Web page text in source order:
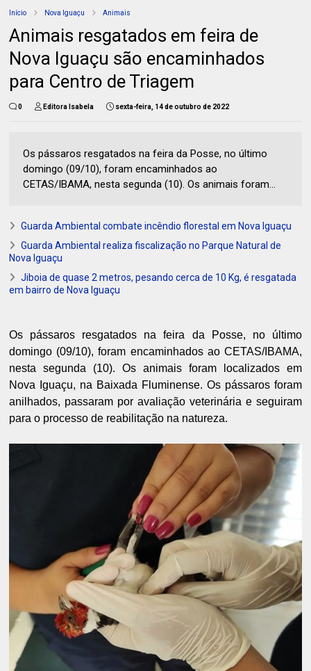
Início Nova Iguaçu Animais
Animais resgatados em feira de
Nova Iguaçu são encaminhados
para Centro de Triagem
0 Editora Isabela sexta-feira, 14 de outubro de 2022
Os pássaros resgatados na feira da Posse, no último
domingo (09/10), foram encaminhados ao
CETAS/IBAMA, nesta segunda (10). Os animais foram...
Guarda Ambiental combate incêndio florestal em Nova Iguaçu
Guarda Ambiental realiza fiscalização no Parque Natural de
Nova Iguaçu
Jiboia de quase 2 metros, pesando cerca de 10 Kg, é resgatada
em bairro de Nova Iguaçu
Os pássaros resgatados na feira da Posse, no último
domingo (09/10), foram encaminhados ao CETAS/IBAMA,
nesta segunda (10). Os animais foram localizados em
Nova Iguaçu, na Baixada Fluminense. Os pássaros foram
anilhados, passaram por avaliação veterinária e seguiram
para o processo de reabilitação na natureza.